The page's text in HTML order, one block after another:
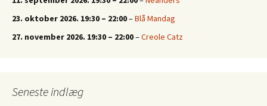
23. oktober 2026. 19:30 – 22:00–Blå Mandag
27. november 2026. 19:30 – 22:00–Creole Catz
Seneste indlæg